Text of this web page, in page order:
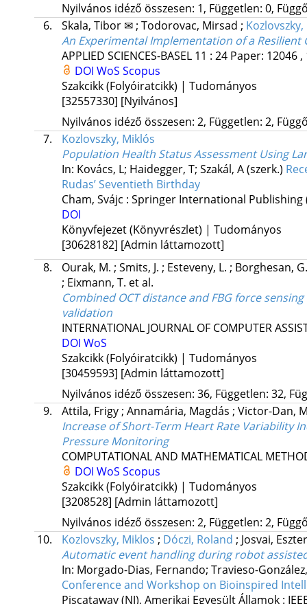
Nyilvános idéző összesen: 1, Független: 0,
6.
Skala, Tibor ✉; Todorovac, Mirsad ;
An Experimental Implementation of a Resilient
APPLIED SCIENCES-BASEL 11 : 24 Paper: 12046
DOI WoS Scopus
Szakcikk (Folyóiratcikk) | Tudományos
[32557330] [Nyilvános]
Nyilvános idéző összesen: 2, Független: 2,
7.
Kozlovszky, Miklós
Population Health Status Assessment Using
In: Kovács, L; Haidegger, T; Szakál, A (szerk.)
Rudas’ Seventieth Birthday
Cham, Svájc : Springer International Publishing
DOI
Könyvfejezet (Könyvrészlet) | Tudományos
[30628182] [Admin láttamozott]
8.
Ourak, M. ; Smits, J. ; Esteveny, L. ; Borghesan,
; Eixmann, T. et al.
Combined OCT distance and FBG force
validation
INTERNATIONAL JOURNAL OF COMPUTER
DOI WoS
Szakcikk (Folyóiratcikk) | Tudományos
[30459593] [Admin láttamozott]
Nyilvános idéző összesen: 36, Független: 32,
9.
Attila, Frigy; Annamária, Magdás ; Victor-Dan,
Increase of Short-Term Heart Rate Variability
Pressure Monitoring
COMPUTATIONAL AND MATHEMATICAL
DOI WoS Scopus
Szakcikk (Folyóiratcikk) | Tudományos
[3208528] [Admin láttamozott]
Nyilvános idéző összesen: 2, Független: 2,
10.
Kozlovszky, Miklos ; Dóczi, Roland ; Josvai,
Automatic event handling during robot
In: Morgado-Dias, Fernando; Travieso-
Conference and Workshop on Bioinspired
Piscataway (NJ), Amerikai Egyesült Államok :